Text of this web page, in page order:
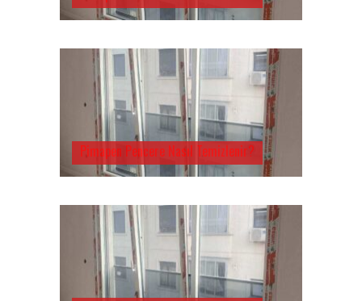
Pimapen Pencere Nasıl Temizlenir?